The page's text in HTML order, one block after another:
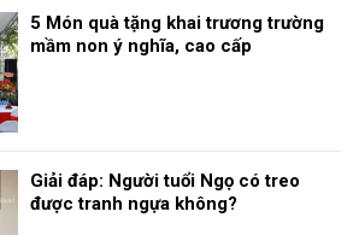
5 Món quà tặng khai trương trường
mầm non ý nghĩa, cao cấp
Giải đáp: Người tuổi Ngọ có treo
được tranh ngựa không?